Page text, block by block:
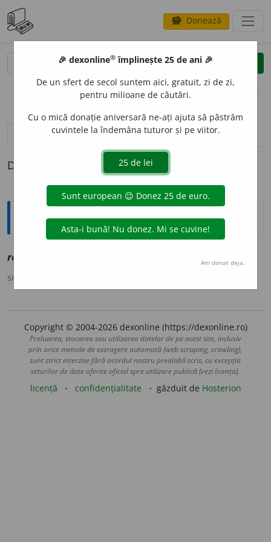
savings Donează
clear
opțiuni
definiții (1)
Definiția cu ID-ul 1176442:
Explicative DEX
revolt
sursa:
Copyright © 2004-2026 dexonline (https://dexonline.ro)
Preluarea, stocarea sau utilizarea datelor de pe acest site, inclusiv
prin orice metode de extragere automată (web scraping, crawling),
sunt strict interzise fără acordul nostru prealabil scris, cu excepția
seturilor de date oferite oficial spre utilizare publică (vezi licența).
licență confidențialitate găzduit de Hosterion
🎉 dexonline® împlinește 25 de ani 🎉
De un sfert de secol suntem aici, gratuit, zi de zi,
pentru milioane de căutări.
Cu o mică donație aniversară ne-ați ajuta să păstrăm
cuvintele la îndemâna tuturor și pe viitor.
Am donat deja.